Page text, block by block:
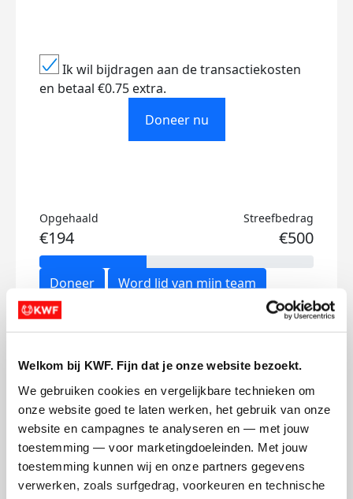
Welkom bij KWF. Fijn dat je onze website bezoekt.
We gebruiken cookies en vergelijkbare technieken om
onze website goed te laten werken, het gebruik van onze
website en campagnes te analyseren en — met jouw
toestemming — voor marketingdoeleinden. Met jouw
toestemming kunnen wij en onze partners gegevens
verwerken, zoals surfgedrag, voorkeuren en technische
Ik wil bijdragen aan de transactiekosten
en betaal €0.75 extra.
Doneer nu
Opgehaald
€194
Streefbedrag
€500
Doneer Word lid van mijn team
Fietsen voor het goede doel
woensdag 5 augustus 2020